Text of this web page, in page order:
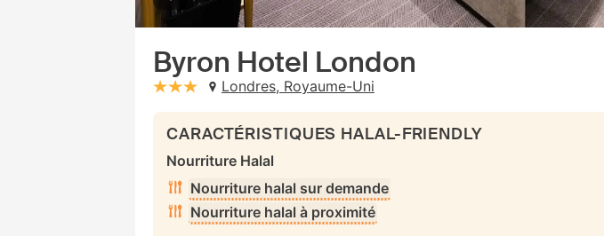
Byron Hotel London
stars: 3Londres, Royaume-Uni
CARACTÉRISTIQUES HALAL-FRIENDLY
Nourriture Halal
Nourriture halal sur demande
Nourriture halal à proximité